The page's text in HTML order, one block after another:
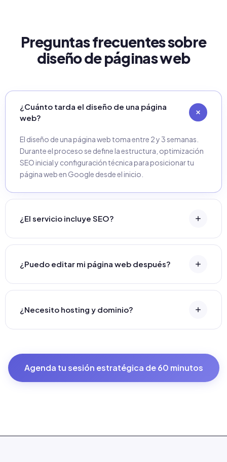
Preguntas frecuentes sobre
diseño de páginas web
¿Cuánto tarda el diseño de una página
web?
El diseño de una página web toma entre 2 y 3 semanas.
Durante el proceso se define la estructura, optimización
SEO inicial y configuración técnica para posicionar tu
página web en Google desde el inicio.
¿El servicio incluye SEO?
¿Puedo editar mi página web después?
¿Necesito hosting y dominio?
Agenda tu sesión estratégica de 60 minutos